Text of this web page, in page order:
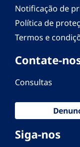
Notificação de
Política de
Termos e
Contate-
Consultas
Siga-nos